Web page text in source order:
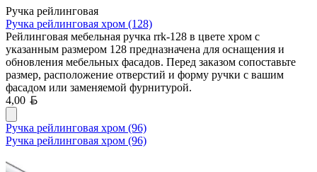
Ручка рейлинговая
Ручка рейлинговая хром (128)
Рейлинговая мебельная ручка rrk-128 в цвете хром с
указанным размером 128 предназначена для оснащения и
обновления мебельных фасадов. Перед заказом сопоставьте
размер, расположение отверстий и форму ручки с вашим
фасадом или заменяемой фурнитурой.
4,00
Ручка рейлинговая хром (96)
Ручка рейлинговая хром (96)